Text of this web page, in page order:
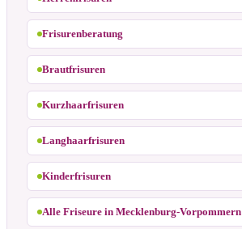
Frisurenberatung
Brautfrisuren
Kurzhaarfrisuren
Langhaarfrisuren
Kinderfrisuren
Alle Friseure in Mecklenburg-Vorpommern